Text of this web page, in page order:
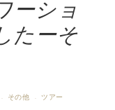
ーショ
たーそ
· その他 · ツアー